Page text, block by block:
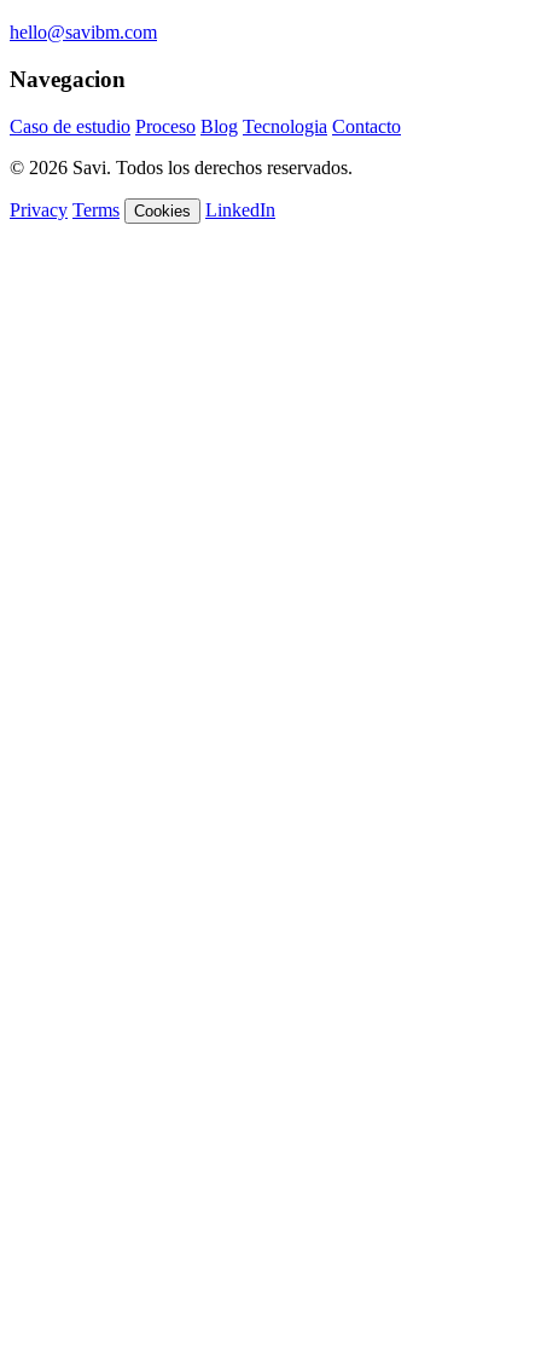
hello@savibm.com
Navegacion
Caso de estudio Proceso Blog Tecnologia Contacto
© 2026 Savi. Todos los derechos reservados.
Privacy Terms Cookies LinkedIn